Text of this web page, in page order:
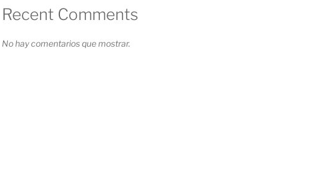
Recent Comments
No hay comentarios que mostrar.